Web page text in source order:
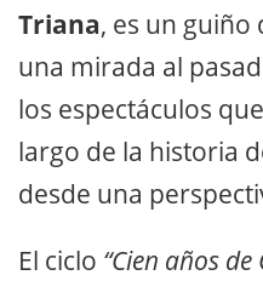
Triana, es un
una mirada al
los espectáculos
largo de la historia
desde una
El ciclo “Cien años de